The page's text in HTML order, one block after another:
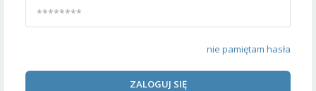
nie pamiętam hasła
ZALOGUJ SIĘ